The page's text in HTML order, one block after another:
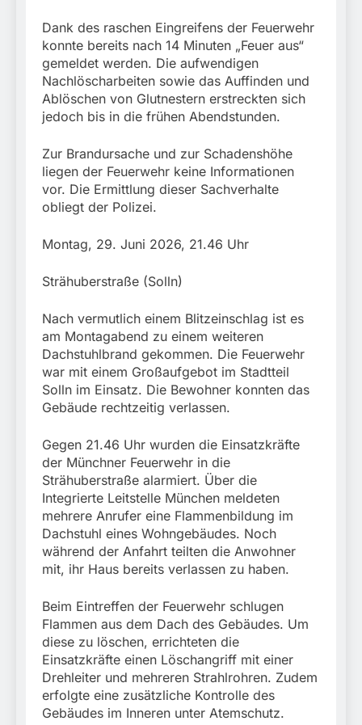
Dank des raschen Eingreifens der Feuerwehr
konnte bereits nach 14 Minuten „Feuer aus“
gemeldet werden. Die aufwendigen
Nachlöscharbeiten sowie das Auffinden und
Ablöschen von Glutnestern erstreckten sich
jedoch bis in die frühen Abendstunden.
Zur Brandursache und zur Schadenshöhe
liegen der Feuerwehr keine Informationen
vor. Die Ermittlung dieser Sachverhalte
obliegt der Polizei.
Montag, 29. Juni 2026, 21.46 Uhr
Strähuberstraße (Solln)
Nach vermutlich einem Blitzeinschlag ist es
am Montagabend zu einem weiteren
Dachstuhlbrand gekommen. Die Feuerwehr
war mit einem Großaufgebot im Stadtteil
Solln im Einsatz. Die Bewohner konnten das
Gebäude rechtzeitig verlassen.
Gegen 21.46 Uhr wurden die Einsatzkräfte
der Münchner Feuerwehr in die
Strähuberstraße alarmiert. Über die
Integrierte Leitstelle München meldeten
mehrere Anrufer eine Flammenbildung im
Dachstuhl eines Wohngebäudes. Noch
während der Anfahrt teilten die Anwohner
mit, ihr Haus bereits verlassen zu haben.
Beim Eintreffen der Feuerwehr schlugen
Flammen aus dem Dach des Gebäudes. Um
diese zu löschen, errichteten die
Einsatzkräfte einen Löschangriff mit einer
Drehleiter und mehreren Strahlrohren. Zudem
erfolgte eine zusätzliche Kontrolle des
Gebäudes im Inneren unter Atemschutz.